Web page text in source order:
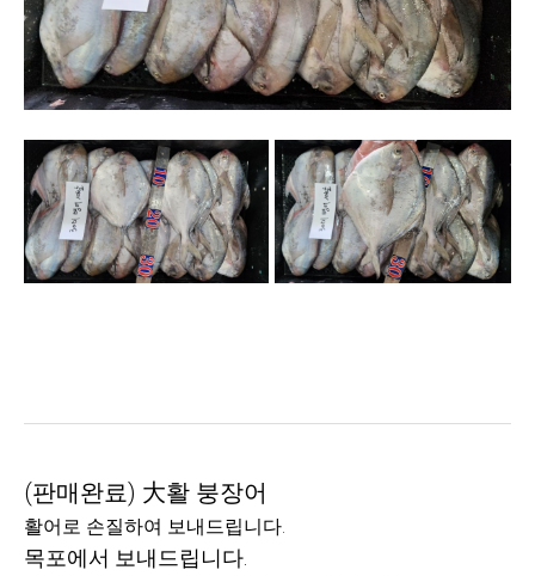
(판매완료) 大활 붕장어
활어로 손질하여 보내드립니다.
목포에서 보내드립니다.